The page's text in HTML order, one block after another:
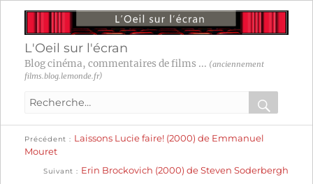
L'Oeil sur l'écran
Blog cinéma, commentaires de films ... (anciennement
films.blog.lemonde.fr)
Recherche
:
OK
Navigation
de
Précédent
précédente :
Laissons Lucie faire! (2000) de Emmanuel
Mouret
Suivant
suivante :
Erin Brockovich (2000) de Steven Soderbergh